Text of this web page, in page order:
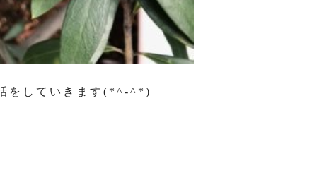
をしていきます(*^-^*)